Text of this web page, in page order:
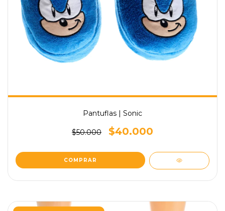
Pantuflas | Sonic
$50.000 $40.000
COMPRAR